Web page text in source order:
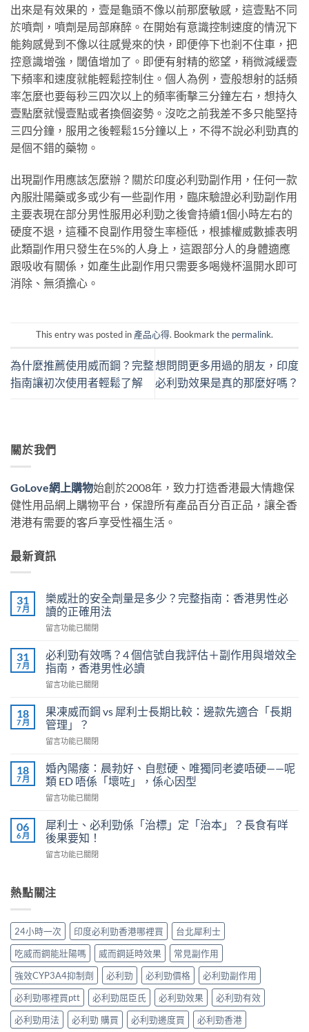
出來是有效果的，壹是龜頭不像以前那麼敏感，這壹點不同
於噴劑，噴劑是局部麻醉。在開始有意識控制速度的情況下
能夠感覺到不像以往感覺來的快，即便停下也剎不住車，把
控意識增強，閾值增加了。即便有射精的慾望，稍微減緩壹
下頻率和速度就能輕鬆控制住。個人為例，壹般想射的話頻
率怎麼也要每秒三四次以上的頻率衝擊三分鐘左右，想持久
壹點麼就慢壹點或者換個姿勢。沒吃之前我差不多只能堅持
三四分鐘，服用之後輕鬆15分鐘以上，不得不說必利勁真的
是個不錯的藥物。
出現副作用應該怎麼辦？關於印度必利勁副作用，任何一款
內服壯陽藥或多或少有一些副作用，臨床驗證必利勁副作用
主要表現在部分男性服用必利勁之後會持續1個小時左右的
硬度不退，這種不良副作用發生率極低，根據權威數據表明
此類副作用只發生在5%的人身上，這跟部分人的身體適應
跟吸收有關係，如產生此副作用只需要多喝幾杯溫開水即可
消除、無須擔心。
This entry was posted in 產品心得. Bookmark the permalink.
為什麼推薦使用威而鋼？完整
指南讓初次使用者輕鬆了解
想問問更多用過的朋友，印度
必利勁效果是真的那麼好嗎？
關於我們
GoLove網上購物始創於2008年，致力打造香港最大情趣保
健性用品網上購物平台，保證所有產品百分百正品，讓全香
港港有需要的客戶享受性福生活。
最新資訊
31
7 月
樂威壯的安全劑量是多少？完整指南：香港男性必
讀的正確用法
在
威
壯
的
安
劑
量
是
多
完
整
南：
港
男
性
的
正
用
法〉
中
留言功能已關閉
31
7 月
必利勁有效嗎？4 個信號自我評估＋副作用與增效全
指南，香港男性必讀
在
利
勁
有
效
4
個
信
號
我
評
＋
用
效
全
指
南，
香
港
男
性
必
留言功能已關閉
18
7 月
果凍威而鋼 vs 犀利士長期比較：邊款先適合「長期
管理」？
在
凍
威
而
鋼
犀
利
士
長
較：
適
合
「長
期
管
理」？〉
中
留言功能已關閉
18
7 月
婚內陽痿：晨勃好、自慰硬、唯獨同老婆唔硬——呢
類 ED 唔係「壞咗」，係心因型
在
內
陽
痿：
晨
自
獨
同
老
婆
唔
硬
——
呢
留言功能已關閉
06
6 月
犀利士、必利勁係「治標」定「治本」？長食有咩
後果要知！
在
士、
必
勁
「治
標」
定
「治
本」？
長
食
有
留言功能已關閉
熱點關注
24小時一次 印度必利勁香港哪裡買
台北犀利士
吃威而鋼能壯陽嗎
威而鋼延時效果
常見副作用
強效CYP3A4抑制劑
必利勁 必利勁價格
必利勁副作用
必利勁哪裡買ptt
必利勁屈臣氏 必利勁效果
必利勁有效
必利勁用法
必利勁 購買 必利勁邊度買 必利勁香港